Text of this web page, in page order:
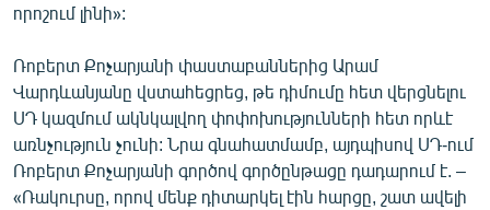
որոշում լինի»:
Ռոբերտ Քոչարյանի փաստաբաններից Արամ
Վարդևանյանը վստահեցրեց, թե դիմումը հետ վերցնելու
ՍԴ կազմում ակնկալվող փոփոխությունների հետ որևէ
առնչություն չունի: Նրա գնահատմամբ, այդպիսով ՍԴ-ում
Ռոբերտ Քոչարյանի գործով գործընթացը դադարում է. –
«Ռակուրսը, որով մենք դիտարկել էին հարցը, շատ ավելի